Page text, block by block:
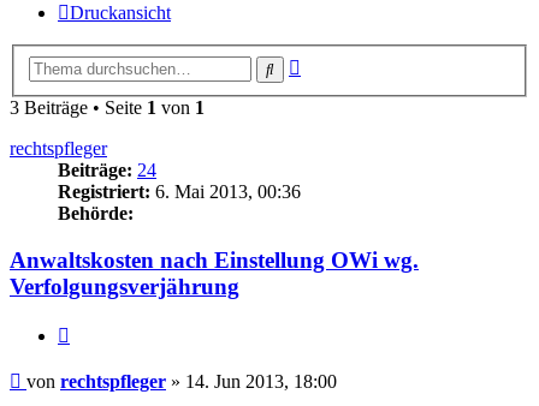
Druckansicht
Suche
3 Beiträge • Seite 1 von 1
rechtspfleger
Beiträge: 24
Registriert: 6. Mai 2013, 00:36
Behörde:
Anwaltskosten nach Einstellung OWi wg.
Verfolgungsverjährung
Beitrag
von rechtspfleger » 14. Jun 2013, 18:00